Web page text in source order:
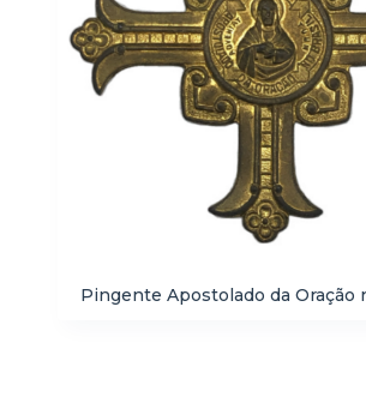
Pingente Apostolado da Oração